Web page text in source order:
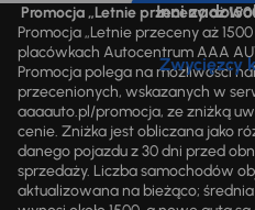
Inni
Zwycięzcy
Promocja „Letnie przeceny aż
Promocja „Letnie przeceny aż
placówkach Autocentrum AAA
Promocja polega na możliwości
przecenionych, wskazanych w
aaaauto.pl/promocja, ze zniżką
cenie. Zniżka jest obliczana jako
danego pojazdu z 30 dni przed
sprzedaży. Liczba samochodów
aktualizowana na bieżąco;